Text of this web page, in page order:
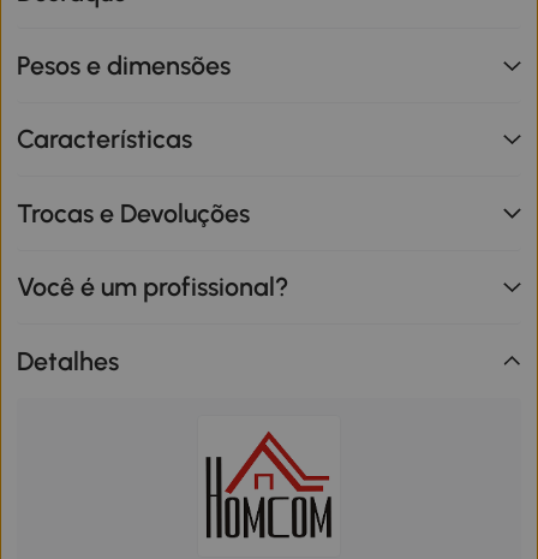
Pesos e dimensões
Características
Trocas e Devoluções
Você é um profissional?
Detalhes